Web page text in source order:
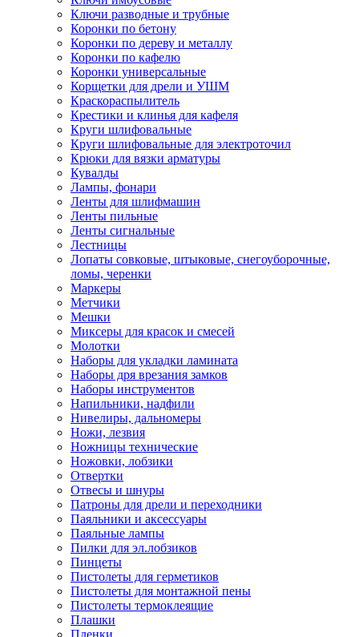
Ключи разводные и трубные
Коронки по бетону
Коронки по дереву и металлу
Коронки по кафелю
Коронки универсальные
Корщетки для дрели и УШМ
Краскораспылитель
Крестики и клинья для кафеля
Круги шлифовальные
Круги шлифовальные для электроточил
Крюки для вязки арматуры
Кувалды
Лампы, фонари
Ленты для шлифмашин
Ленты пильные
Ленты сигнальные
Лестницы
Лопаты совковые, штыковые, снегоуборочные,
ломы, черенки
Маркеры
Метчики
Мешки
Миксеры для красок и смесей
Молотки
Наборы для укладки ламината
Наборы дря врезания замков
Наборы инструментов
Напильники, надфили
Нивелиры, дальномеры
Ножи, лезвия
Ножницы технические
Ножовки, лобзики
Отвертки
Отвесы и шнуры
Патроны для дрели и переходники
Паяльники и аксессуары
Паяльные лампы
Пилки для эл.лобзиков
Пинцеты
Пистолеты для герметиков
Пистолеты для монтажной пены
Пистолеты термоклеящие
Плашки
Пленки